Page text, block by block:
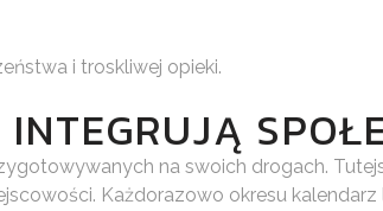
i troskliwej opieki.
na swoich drogach.
Każdorazowo okresu kalendarz